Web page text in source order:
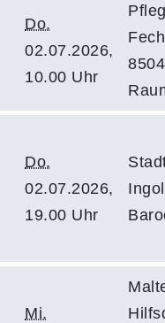
Do.
02.07.2026,
10.00 Uhr
Do.
02.07.2026,
19.00 Uhr
Mi.